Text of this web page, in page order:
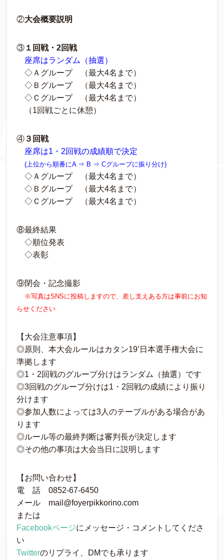
②大会概要説明
③ １回戦・2回戦
座席はランダム（抽選）
◇Ａグループ （最大4名まで）
◇Ｂグループ （最大4名まで）
◇Ｃグループ （最大4名まで）
（1回戦ごとに休憩）
④ ３回戦
座席は1・2回戦の成績順で決定
(上位から順番にA ⇒ B ⇒ Cグループに振り分け)
◇Ａグループ （最大4名まで）
◇Ｂグループ （最大4名まで）
◇Ｃグループ （最大4名まで）
⑧最終結果
◇順位発表
◇表彰
⑨閉会・記念撮影
※写真はSNSに投稿しますので、差し支えある方は事前にお知
らせください
【大会注意事項】
◎原則、本大会ルールはカタン19’日本選手権大会に
準拠します
◎1・2回戦のグループ分けはランダム（抽選）です
◎3回戦のグループ分けは1・2回戦の成績により振り
分けます
◎参加人数によっては3人のテーブルがある場合があ
ります
◎ルール等の最終判断は審判長が決定します
◎その他の事項は大会当日に説明します
【お問い合わせ】
電 話 0852-67-6450
メール mail@foyerpikkorino.com
または
Facebookページにメッセージ・コメントしてくださ
い
Twitterのリプライ、DMでも承ります